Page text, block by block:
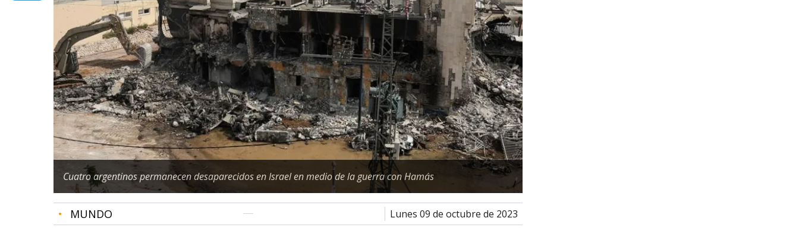
Cuatro argentinos permanecen desaparecidos en Israel en medio de la guerra con Hamás
• MUNDO lunes 09 de octubre de 2023